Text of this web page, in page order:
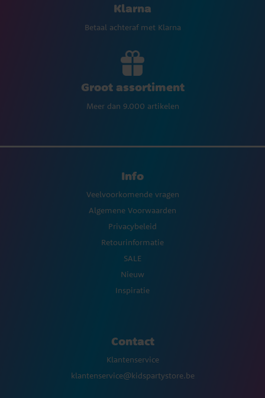
Klarna
Betaal achteraf met Klarna
Groot assortiment
Meer dan 9.000 artikelen
Info
Veelvoorkomende vragen
Algemene Voorwaarden
Privacybeleid
Retourinformatie
SALE
Nieuw
Inspiratie
Contact
Klantenservice
klantenservice@kidspartystore.be